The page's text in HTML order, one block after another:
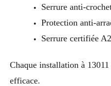
Serrure anti-
Protection anti-
Serrure certifiée
Chaque installation à
efficace.